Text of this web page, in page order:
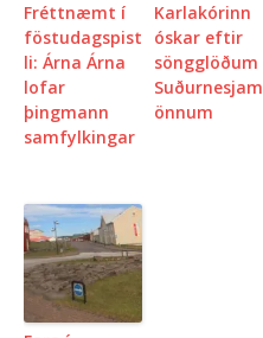
Fréttnæmt í
föstudagspist
li: Árna Árna
lofar
þingmann
samfylkingar
Karlakórinn
óskar eftir
söngglöðum
Suðurnesjam
önnum